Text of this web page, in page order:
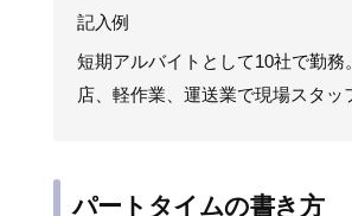
記入例
短期アルバイトとして10社で勤務
店、軽作業、運送業で現場スタッ
パートタイムの書き方